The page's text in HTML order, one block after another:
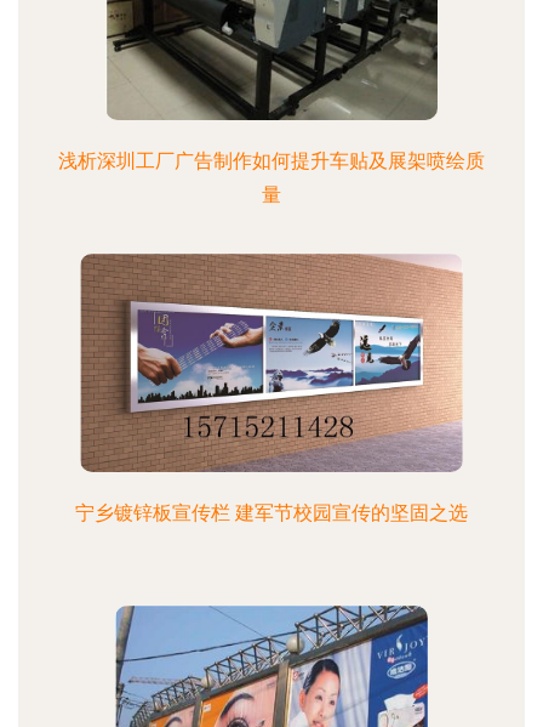
浅析深圳工厂广告制作如何提升车贴及展架喷绘质
量
宁乡镀锌板宣传栏 建军节校园宣传的坚固之选